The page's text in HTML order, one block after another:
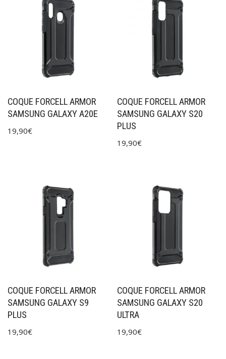
COQUE FORCELL ARMOR
SAMSUNG GALAXY A20E
19,90€
COQUE FORCELL ARMOR
SAMSUNG GALAXY S20
PLUS
19,90€
COQUE FORCELL ARMOR
SAMSUNG GALAXY S9
PLUS
19,90€
COQUE FORCELL ARMOR
SAMSUNG GALAXY S20
ULTRA
19,90€